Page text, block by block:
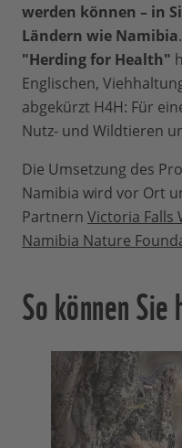
werden können – in
Ländern wie Namibia.
"Herding for Health"
Englischen,
abgekürzt H4H: Für
Nutz- und Wildtieren
Die Umsetzung des
Namibia wird vor Ort
Partnern Victoria Falls
Namibia Nature
So können